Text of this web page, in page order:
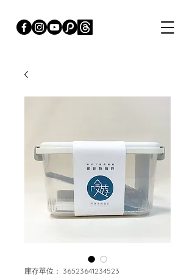
庫存單位： 36523641234523